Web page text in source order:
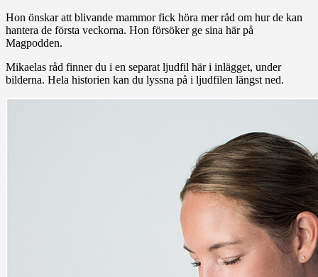
Hon önskar att blivande mammor fick höra mer råd om hur de kan
hantera de första veckorna. Hon försöker ge sina här på
Magpodden.
Mikaelas råd finner du i en separat ljudfil här i inlägget, under
bilderna. Hela historien kan du lyssna på i ljudfilen längst ned.